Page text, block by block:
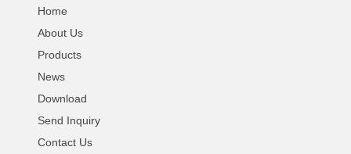
Home
About Us
Products
News
Download
Send Inquiry
Contact Us